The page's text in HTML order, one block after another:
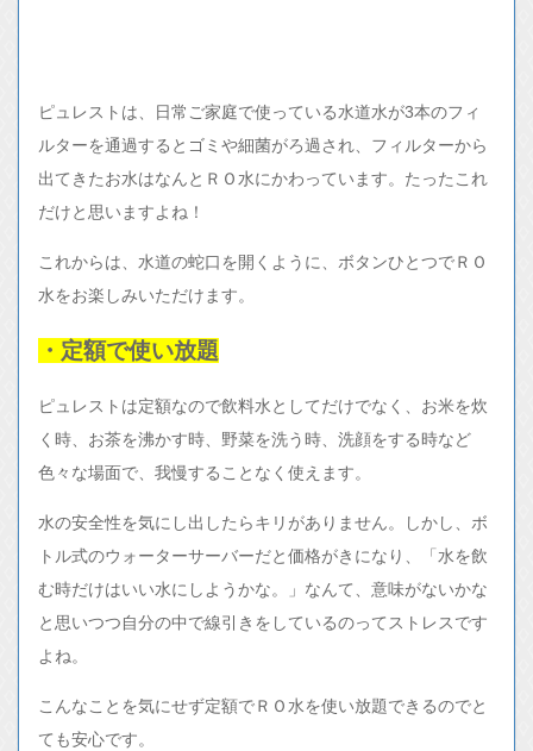
ピュレストは、日常ご家庭で使っている水道水が3本のフィ
ルターを通過するとゴミや細菌がろ過され、フィルターから
出てきたお水はなんとＲＯ水にかわっています。たったこれ
だけと思いますよね！
これからは、水道の蛇口を開くように、ボタンひとつでＲＯ
水をお楽しみいただけます。
・定額で使い放題
ピュレストは定額なので飲料水としてだけでなく、お米を炊
く時、お茶を沸かす時、野菜を洗う時、洗顔をする時など
色々な場面で、我慢することなく使えます。
水の安全性を気にし出したらキリがありません。しかし、ボ
トル式のウォーターサーバーだと価格がきになり、「水を飲
む時だけはいい水にしようかな。」なんて、意味がないかな
と思いつつ自分の中で線引きをしているのってストレスです
よね。
こんなことを気にせず定額でＲＯ水を使い放題できるのでと
ても安心です。